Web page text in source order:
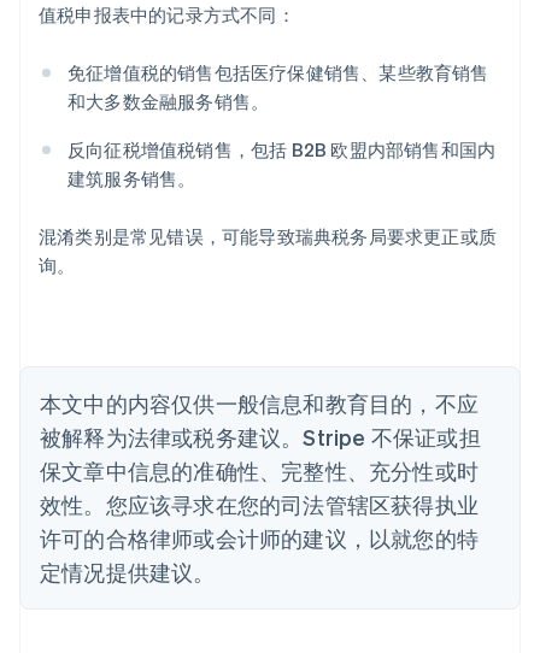
值税申报表中的记录方式不同：
免征增值税的销售包括医疗保健销售、某些教育销售
和大多数金融服务销售。
反向征税增值税销售，包括 B2B 欧盟内部销售和国内
建筑服务销售。
混淆类别是常见错误，可能导致瑞典税务局要求更正或质
询。
本文中的内容仅供一般信息和教育目的，不应
被解释为法律或税务建议。Stripe 不保证或担
保文章中信息的准确性、完整性、充分性或时
效性。您应该寻求在您的司法管辖区获得执业
许可的合格律师或会计师的建议，以就您的特
定情况提供建议。
爱尔兰
爱沙尼亚
English
奥地利
澳大利亚
English
Português English
丹麦
德国
DeutschEnglish
法国
FrançaisEnglish
芬兰
EnglishSvenska